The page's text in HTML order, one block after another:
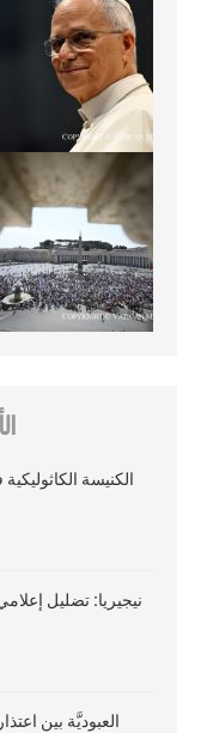
الكنيسة
نيجيريا: تضليل
العبوديَّة بين